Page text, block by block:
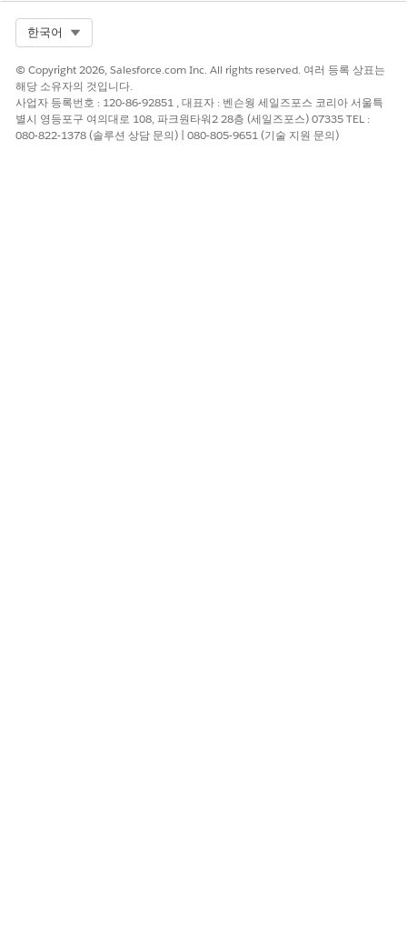
예 아니요
한국어
© Copyright 2026, Salesforce.com Inc. All rights reserved. 여러 등록 상표는
해당 소유자의 것입니다.
사업자 등록번호 : 120-86-92851 , 대표자 : 벤슨웡 세일즈포스 코리아 서울특
별시 영등포구 여의대로 108, 파크원타워2 28층 (세일즈포스) 07335 TEL :
080-822-1378 (솔루션 상담 문의) | 080-805-9651 (기술 지원 문의)